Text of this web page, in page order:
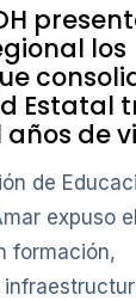
los
Estatal
años de
de
expuso el
formación,